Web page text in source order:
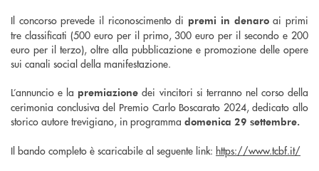
Il concorso prevede il riconoscimento di premi in denaroai primi
tre classificati (500 euro per il primo, 300 euro per il secondo e 200
euro per il terzo), oltre alla pubblicazione e promozione delle opere
sui canali social della manifestazione.
L’annuncio e la premiazione dei vincitori si terranno nel corso della
cerimonia conclusiva del Premio Carlo Boscarato 2024, dedicato allo
storico autore trevigiano, in programma domenica 29 settembre.
Il bando completo è scaricabile al seguente link: https://www.tcbf.it/